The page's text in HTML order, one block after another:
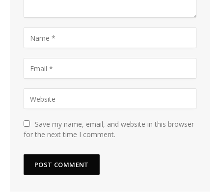
Save my name, email, and website in this browser
for the next time I comment.